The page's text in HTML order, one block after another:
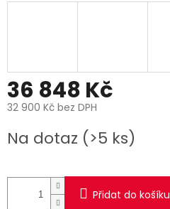
36 848 Kč
32 900 Kč bez DPH
cena:
Na dotaz (>5 ks)
Přidat do košíku